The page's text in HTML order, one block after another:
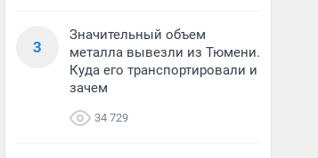
3
Значительный объем
металла вывезли из Тюмени.
Куда его транспортировали и
зачем
34 729